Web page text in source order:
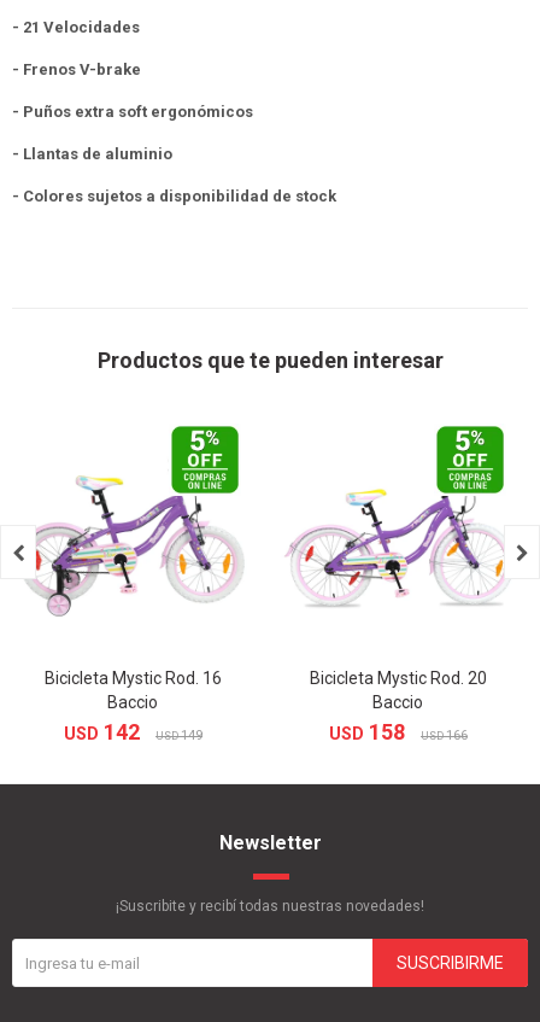
- 21 Velocidades
- Frenos V-brake
- Puños extra soft ergonómicos
- Llantas de aluminio
- Colores sujetos a disponibilidad de stock
Productos que te pueden interesar
Bicicleta Mystic Rod. 16
Baccio
USD 142 USD 149
Bicicleta Mystic Rod. 20
Baccio
USD 158 USD 166
 
Newsletter
¡Suscribite y recibí todas nuestras novedades!
SUSCRIBIRME